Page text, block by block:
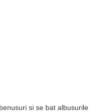
si se bat albusurile